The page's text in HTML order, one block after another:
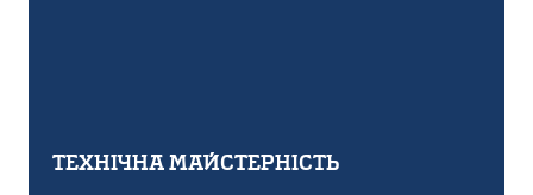
ТЕХНІЧНА МАЙСТЕРНІСТЬ